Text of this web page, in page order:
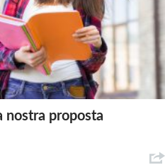
nostra proposta